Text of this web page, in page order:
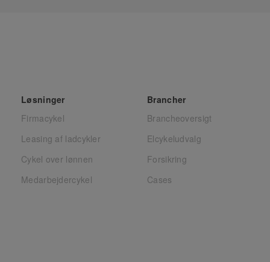
Løsninger
Firmacykel
Leasing af ladcykler
Cykel over lønnen
Medarbejdercykel
Brancher
Brancheoversigt
Elcykeludvalg
Forsikring
Cases